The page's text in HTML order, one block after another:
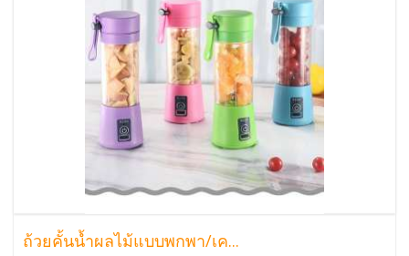
ถ้วยคั้นน้ำผลไม้แบบพกพา/เค...